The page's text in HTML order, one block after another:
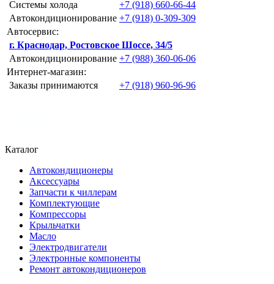
Системы холода
+7 (918) 660-66-44
Автокондиционирование +7 (918) 0-309-309
Автосервис:
г. Краснодар, Ростовское Шоссе, 34/5
Автокондиционирование +7 (988) 360-06-06
Интернет-магазин:
Заказы принимаются
+7 (918) 960-96-96
Каталог
Автокондиционеры
Аксессуары
Запчасти к чиллерам
Комплектующие
Компрессоры
Крыльчатки
Масло
Электродвигатели
Электронные компоненты
Ремонт автокондиционеров